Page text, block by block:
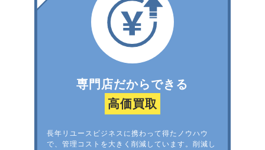
専門店だからできる
高価買取
長年リユースビジネスに携わって得たノウハウ
で、管理コストを大きく削減しています。削減し